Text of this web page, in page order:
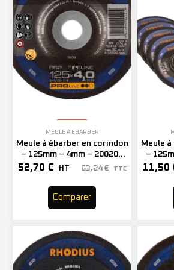
MEULE À ÉBARBER
Meule à ébarber en corindon
– 125mm – 4mm – 200208
(x25)
52,70 € HT 63,24 € TTC
Comparer
Meule
–
11,50